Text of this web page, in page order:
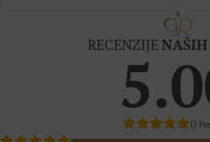
RECENZIJE NAŠIH
(1